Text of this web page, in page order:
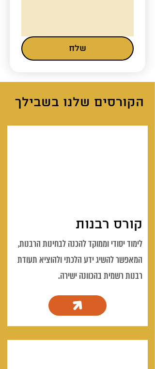
שלח
הקורסים שלנו בשבילך
קורס רבנות
לימוד יסודי וממוקד להכנה לבחינות הרבנות,
המאפשר להשיג ידע הלכתי ולהוציא תעודת
רבנות רשמית בהכוונה ישירה.